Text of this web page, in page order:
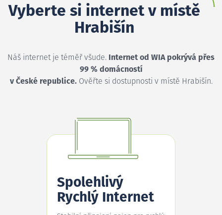
Vyberte si internet v místě
Hrabišín
Náš internet je téměř všude. Internet od WIA pokrývá přes
99 % domácností
v České republice.Ověřte si dostupnosti v místě Hrabišín.
Spolehlivý
Rychlý Internet